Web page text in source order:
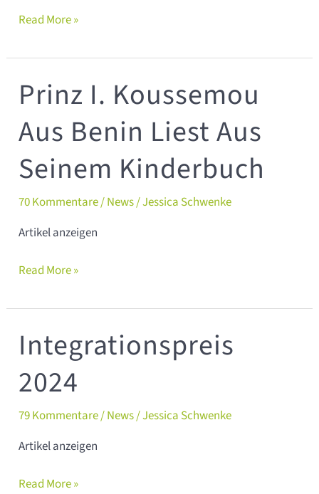
Read More »
Prinz I. Koussemou
Aus Benin Liest Aus
Seinem Kinderbuch
70 Kommentare/News/Jessica Schwenke
Artikel anzeigen
Prinz
I.
Koussemou
aus
Benin
aus
seinem
Read More »
Integrationspreis
2024
79 Kommentare/News/Jessica Schwenke
Artikel anzeigen
Integrationspreis
2024
Read More »